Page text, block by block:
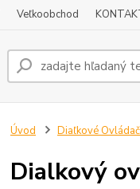
Veľkoobchod
Úvod Diaľkové
Dialkový